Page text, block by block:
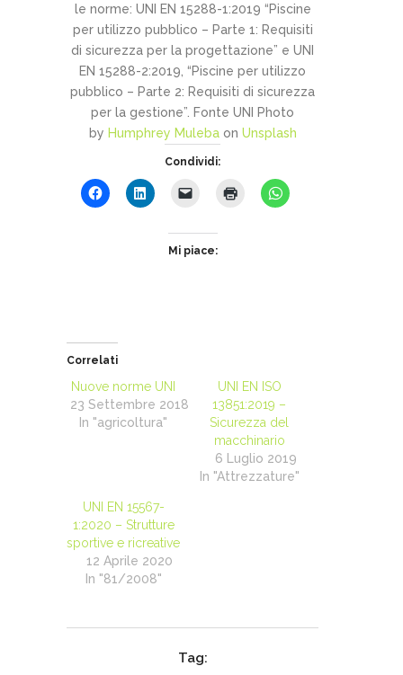
le norme: UNI EN 15288-1:2019 “Piscine
per utilizzo pubblico – Parte 1: Requisiti
di sicurezza per la progettazione” e UNI
EN 15288-2:2019, “Piscine per utilizzo
pubblico – Parte 2: Requisiti di sicurezza
per la gestione”. Fonte UNI Photo
by Humphrey Mulebaon Unsplash
Condividi:
Mi piace:
Correlati
Nuove norme UNI
23 Settembre 2018
In "agricoltura"
UNI EN ISO
13851:2019 –
Sicurezza del
macchinario
6 Luglio 2019
In "Attrezzature"
UNI EN 15567-
1:2020 – Strutture
sportive e ricreative
12 Aprile 2020
In "81/2008"
Tag: